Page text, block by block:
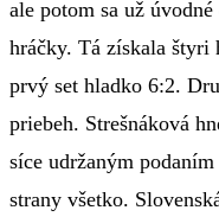
ale potom sa už
hráčky. Tá získala štyri
prvý set hladko 6:2.
priebeh. Strešnáková
síce udržaným
strany všetko.